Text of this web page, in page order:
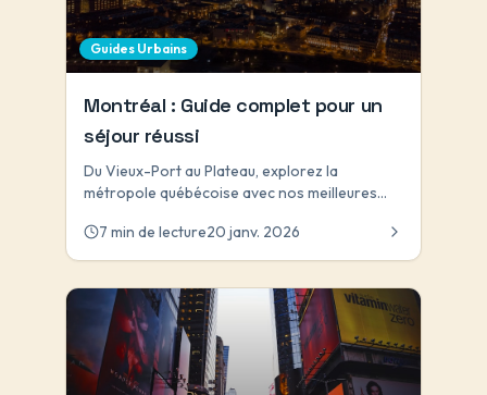
Guides Urbains
Montréal : Guide complet pour un
séjour réussi
Du Vieux-Port au Plateau, explorez la
métropole québécoise avec nos meilleures
7 min de lecture20 janv. 2026